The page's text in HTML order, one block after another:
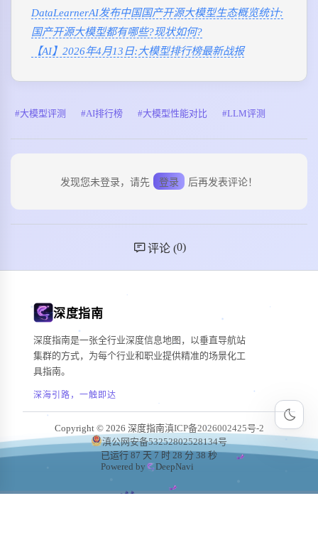
DataLearnerAI发布中国国产开源大模型生态概览统计:
国产开源大模型都有哪些?现状如何?
【AI】2026年4月13日:大模型排行榜最新战报
大模型评测 AI排行榜 大模型性能对比 LLM评测
发现您未登录，请先 登录 后再发表评论！
评论 (0)
深度指南
深度指南是一张全行业深度信息地图，以垂直导航站
集群的方式，为每个行业和职业提供精准的场景化工
具指南。
深海引路，一触即达
Copyright © 2026 深度指南滇ICP备2026002425号-2
滇公网安备53252802528134号
已运行 87 天 7 时 28 分 39 秒
Powered by
DeepNavi